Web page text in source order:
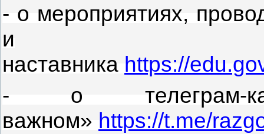
- о мероприятиях,
и
наставника https://
- о телеграм-
важном» https://t.me/